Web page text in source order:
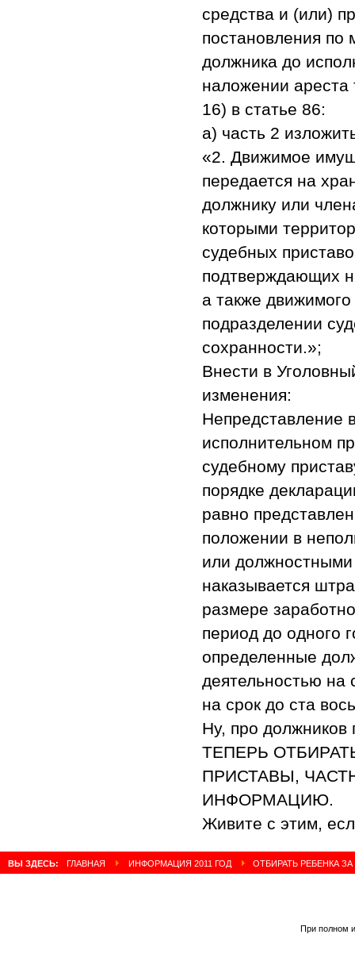
средства и (или)
постановления по
должника до
наложении
16) в статье 86:
а) часть 2
«2. Движимое
передается на
должнику или
которыми
судебных
подтверждающих
а также
подразделении
сохранности.»;
Внести в
изменения:
Непредставление
исполнительном
судебному
порядке
равно
положении в
или
наказывается
размере
период до одного
определенные
деятельностью на
на срок до ста
Ну, про должников
ТЕПЕРЬ
ПРИСТАВЫ,
ИНФОРМАЦИЮ.
Живите с этим,
ВЫ ЗДЕСЬ: ГЛАВНАЯ ИНФОРМАЦИЯ 2011 ГОД ОТБИРАТЬ РЕБЕНКА
При полном